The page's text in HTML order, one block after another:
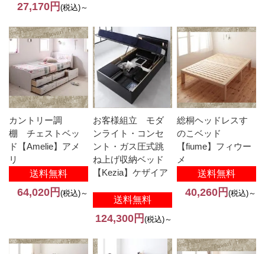
27,170円 (税込)～
カントリー調
棚 チェストベッ
ド【Amelie】アメ
送料無料
64,020円 (税込)～
お客様組立 モダ
ンライト・コンセ
ント・ガス圧式跳
ね上げ収納ベッド
【Kezia】ケザイア
送料無料
124,300円 (税込)～
総桐ヘッドレスす
のこベッド
【fiume】フィウー
送料無料
40,260円 (税込)～